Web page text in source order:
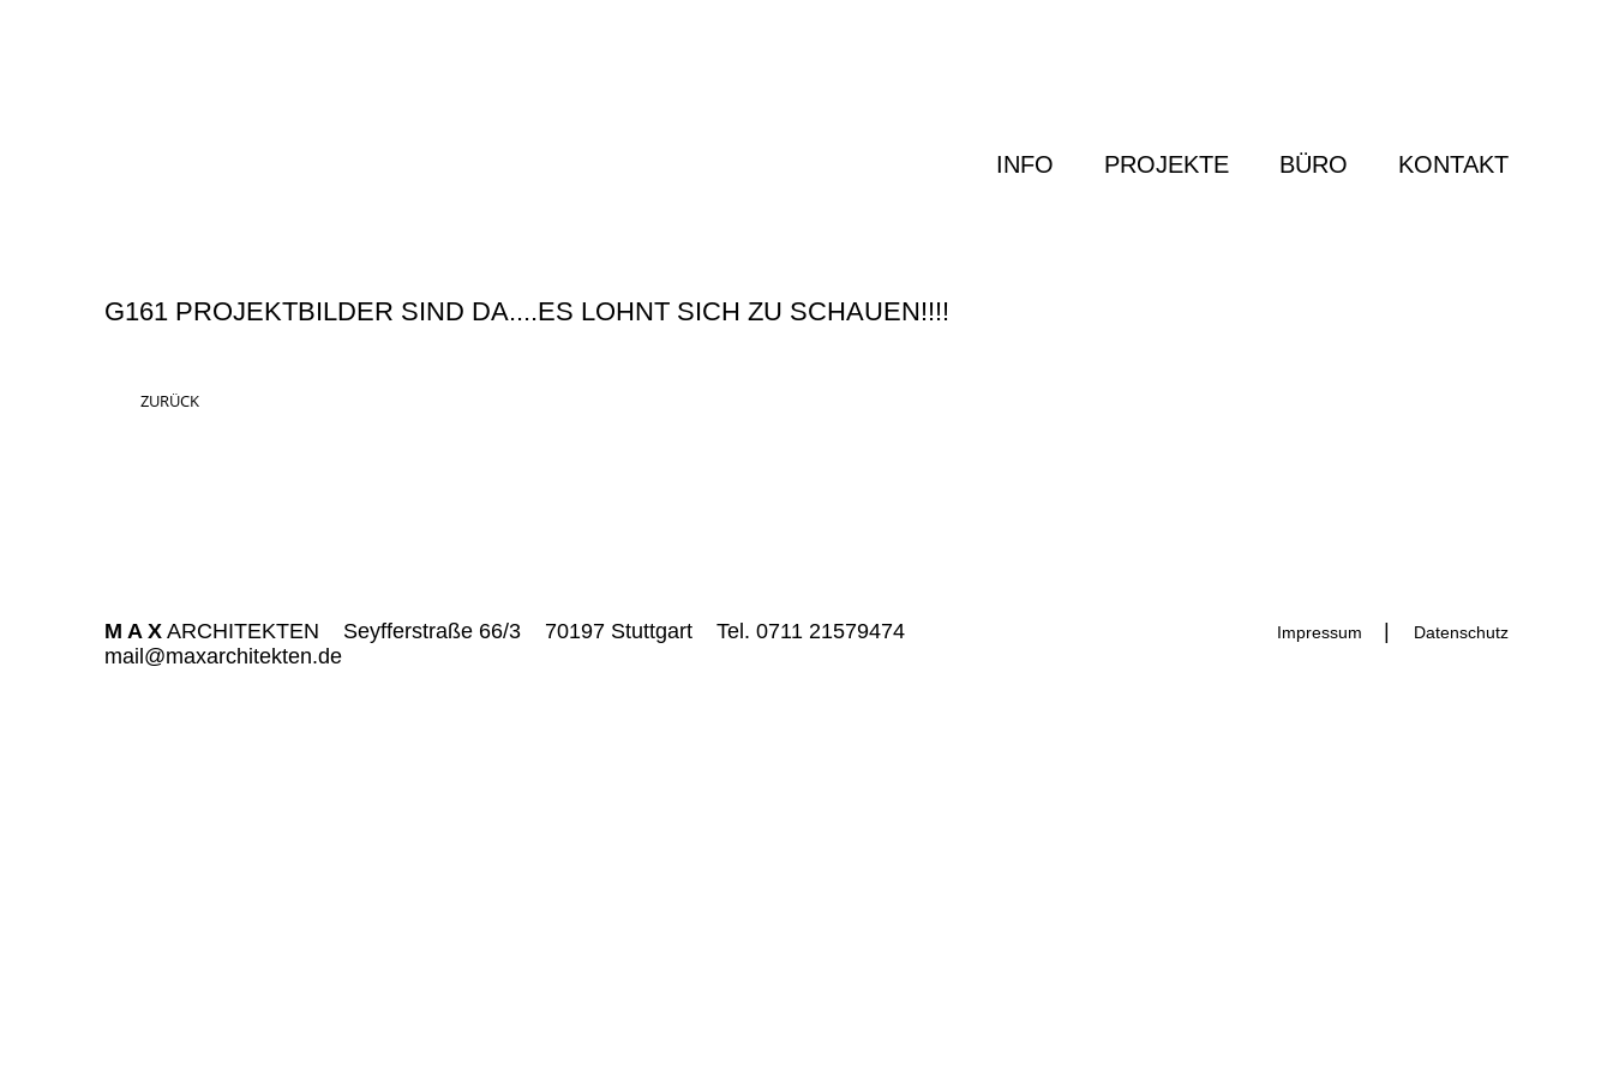
INFO PROJEKTE BÜRO KONTAKT
G161 PROJEKTBILDER SIND DA....ES LOHNT SICH ZU SCHAUEN!!!!
ZURÜCK
M A X ARCHITEKTEN Seyfferstraße 66/3 70197 Stuttgart Tel. 0711 21579474
mail@maxarchitekten.de
Impressum Datenschutz